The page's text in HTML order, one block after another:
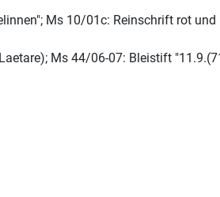
Ms 10/01c: Reinschrift rot
Ms 44/06-07: Bleistift